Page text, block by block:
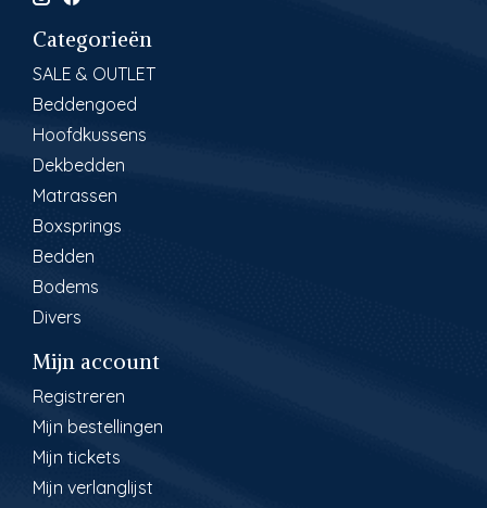
Categorieën
SALE & OUTLET
Beddengoed
Hoofdkussens
Dekbedden
Matrassen
Boxsprings
Bedden
Bodems
Divers
Mijn account
Registreren
Mijn bestellingen
Mijn tickets
Mijn verlanglijst